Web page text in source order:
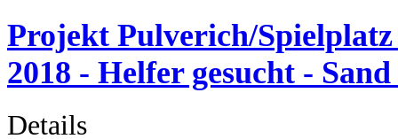
Projekt Pulverich/
2018 - Helfer gesucht -
Details